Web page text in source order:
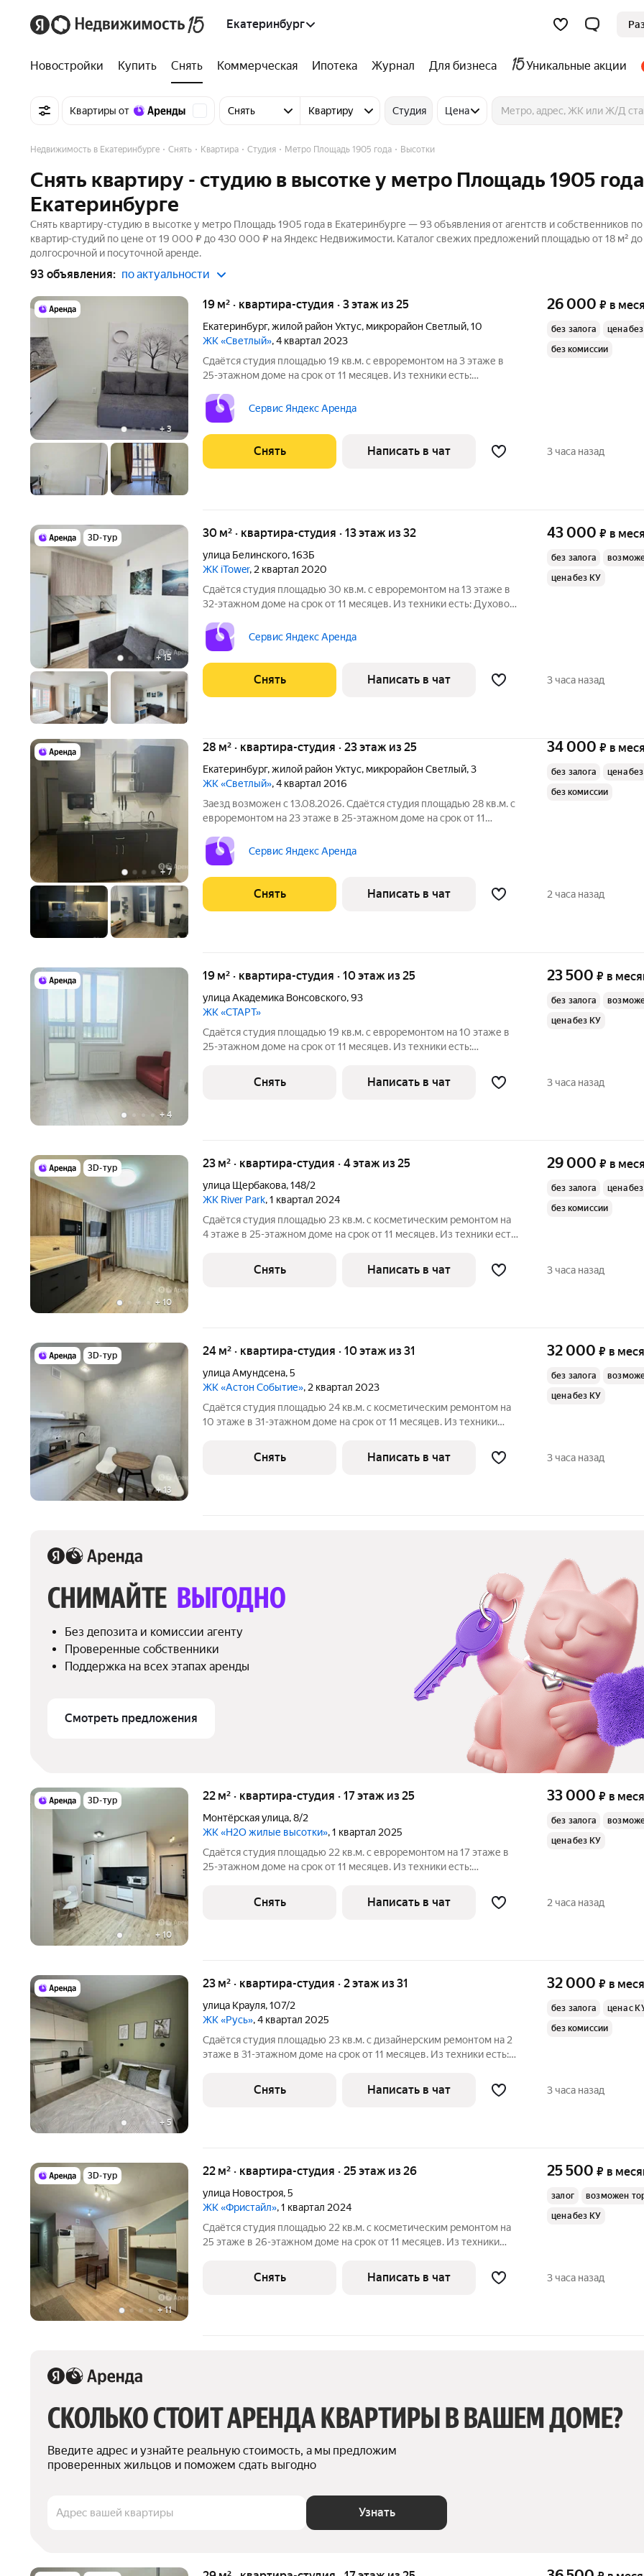
Екатеринбург
Новостройки Купить Снять Коммерческая Ипотека Журнал Для бизнеса Уникальные акции
Квартиры от Снять Квартиру Студия Цена
Недвижимость в Екатеринбурге Снять Квартира Студия Метро Площадь 1905 года Высотки
Снять квартиру - студию в высотке у метро Площадь 1905
Екатеринбурге
Снять квартиру-студию в высотке у метро Площадь 1905 года в Екатеринбурге — 93 объявления от агентств и собственников
квартир-студий по цене от 19 000 ₽ до 430 000 ₽ на Яндекс Недвижимости. Каталог свежих предложений площадью от 18 м² до
долгосрочной и посуточной аренде.
93 объявления: по актуальности
+3
19 м² · квартира-студия · 3 этаж из 25
Екатеринбург,жилой район Уктус, микрорайон Светлый,10
ЖК «Светлый», 4 квартал 2023
Сдаётся студия площадью 19 кв.м. с евроремонтом на 3 этаже в
25-этажном доме на срок от 11 месяцев. Из техники есть:
выходят на улицу. Жилец оплачивает все коммунальные услуги
по квитанции.
Сервис Яндекс Аренда
26 000 ₽ в
без залога
цена
без комиссии
Снять Написать в чат 3 часа назад
3D-тур
+15
30 м² · квартира-студия · 13 этаж из 32
улица Белинского,163Б
ЖК iTower, 2 квартал 2020
Сдаётся студия площадью 30 кв.м. с евроремонтом на 13 этаже в
32-этажном доме на срок от 11 месяцев. Из техники есть: Духовой
выходят во двор. Есть консьерж. В подъезде 4 лифта - 2 грузовых
Сервис Яндекс Аренда
43 000 ₽ в
без залога
цена без КУ
Снять Написать в чат 3 часа назад
+7
28 м² · квартира-студия · 23 этаж из 25
Екатеринбург,жилой район Уктус, микрорайон Светлый,3
ЖК «Светлый», 4 квартал 2016
Заезд возможен с 13.08.2026. Сдаётся студия площадью 28 кв.м. с
евроремонтом на 23 этаже в 25-этажном доме на срок от 11
Холодильник Кондиционер Микроволновка Дом - монолитный,
окна выходят
Сервис Яндекс Аренда
34 000 ₽ в
без залога
цена
без комиссии
Снять Написать в чат 2 часа назад
+4
19 м² · квартира-студия · 10 этаж из 25
улица Академика Вонсовского,93
ЖК «СТАРТ»
Сдаётся студия площадью 19 кв.м. с евроремонтом на 10 этаже в
25-этажном доме на срок от 11 месяцев. Из техники есть:
выходят во двор. В подъезде 1 лифт - 0 грузовых и 1
пассажирский. Во дворе
23 500 ₽ в
без залога
цена без КУ
Снять Написать в чат 3 часа назад
3D-тур
+10
23 м² · квартира-студия · 4 этаж из 25
улица Щербакова,148/2
ЖК River Park, 1 квартал 2024
Сдаётся студия площадью 23 кв.м. с косметическим ремонтом на
4 этаже в 25-этажном доме на срок от 11 месяцев. Из техники есть:
Микроволновка Дом - монолитный, окна выходят на улицу. В
29 000 ₽ в
без залога
цена
без комиссии
Снять Написать в чат 3 часа назад
3D-тур
+13
24 м² · квартира-студия · 10 этаж из 31
улица Амундсена,5
ЖК «Астон Событие», 2 квартал 2023
Сдаётся студия площадью 24 кв.м. с косметическим ремонтом на
10 этаже в 31-этажном доме на срок от 11 месяцев. Из техники
Дом - монолитный, окна выходят во двор. Есть консьерж. В
32 000 ₽ в
без залога
цена без КУ
Снять Написать в чат 3 часа назад
СНИМАЙТЕ ВЫГОДНО
Без депозита и комиссии агенту
Проверенные собственники
Поддержка на всех этапах аренды
Смотреть предложения
3D-тур
+ 10
22 м² · квартира-студия · 17 этаж из 25
Монтёрская улица,8/2
ЖК «H2O жилые высотки», 1 квартал 2025
Сдаётся студия площадью 22 кв.м. с евроремонтом на 17 этаже в
25-этажном доме на срок от 11 месяцев. Из техники есть:
33 000 ₽ в
без залога
цена без КУ
Снять Написать в чат 2 часа назад
+ 5
23 м² · квартира-студия · 2 этаж из 31
улица Крауля,107/2
ЖК «Русь», 4 квартал 2025
Сдаётся студия площадью 23 кв.м. с дизайнерским ремонтом на 2
этаже в 31-этажном доме на срок от 11 месяцев. Из техники есть:
- монолитный. Коммунальные услуги по счетчикам оплачиваются
32 000 ₽ в
без залога
цена с
без комиссии
Снять Написать в чат 3 часа назад
3D-тур
+11
22 м² · квартира-студия · 25 этаж из 26
улица Новостроя,5
ЖК «Фристайл», 1 квартал 2024
Сдаётся студия площадью 22 кв.м. с косметическим ремонтом на
25 этаже в 26-этажном доме на срок от 11 месяцев. Из техники
монолитный, окна выходят на улицу. Есть консьерж. В подъезде 3
25 500 ₽ в
залог
возможен
цена без КУ
Снять Написать в чат 3 часа назад
СКОЛЬКО СТОИТ АРЕНДА КВАРТИРЫ В ВАШЕМ ДОМЕ?
Введите адрес и узнайте реальную стоимость, а мы предложим
проверенных жильцов и поможем сдать выгодно
Адрес вашей квартиры Узнать